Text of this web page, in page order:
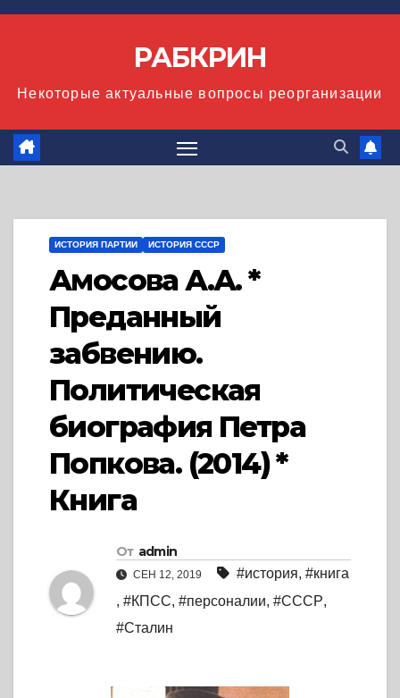
Перейти
РАБКРИН
Некоторые актуальные вопросы реорганизации
ИСТОРИЯ ПАРТИИ ИСТОРИЯ СССР
Амосова А.А. *
Преданный
забвению.
Политическая
биография Петра
Попкова. (2014) *
Книга
От admin
СЕН 12, 2019 #история, #книга
, #КПСС, #персоналии, #СССР,
#Сталин